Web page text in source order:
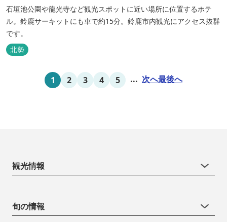
石垣池公園や龍光寺など観光スポットに近い場所に位置するホテ
ル。鈴鹿サーキットにも車で約15分。鈴鹿市内観光にアクセス抜群
です。
北勢
1 2 3 4 5 ... 次へ最後へ
観光情報
旬の情報